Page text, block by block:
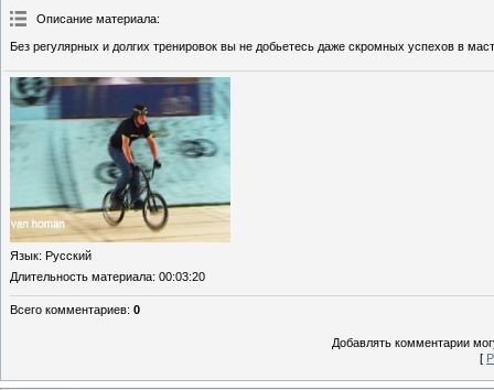
Описание материала:
Без регулярных и долгих тренировок вы не добьетесь даже скромных успехов в
Язык: Русский
Длительность материала: 00:03:20
Всего комментариев: 0
Добавлять комментарии
[